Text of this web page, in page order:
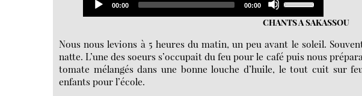
Player
Current
00:00
Total
00:00
Up/Down
Arrow
to
increase
or
decrease
CHANTS A SAKASSOU
Nous nous levions à 5 heures du matin, un peu avant le soleil.
natte. L’une des soeurs s’occupait du feu pour le café puis nous
tomate mélangés dans une bonne louche d’huile, le tout cuit sur
enfants pour l’école.